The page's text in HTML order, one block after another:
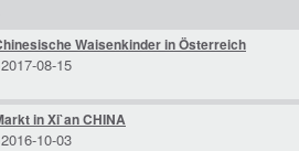
Waisenkinder in Österreich
08-15
in Xi`an CHINA
10-03